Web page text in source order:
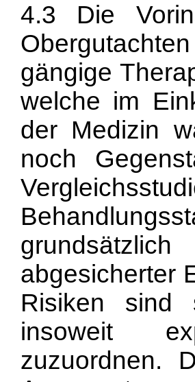
4.3 Die
gängige
welche im
der Medizin
noch
abgesicherter
Risiken sind
insoweit
zuzuordnen.